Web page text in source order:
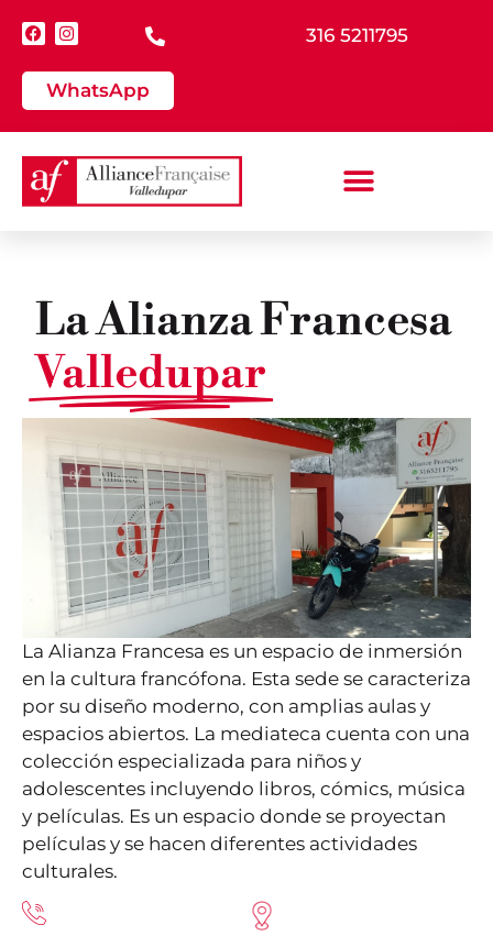
316 5211795
WhatsApp
La Alianza Francesa​
Valledupar
La Alianza Francesa es un espacio de inmersión
en la cultura francófona. Esta sede se caracteriza
por su diseño moderno, con amplias aulas y
espacios abiertos. La mediateca cuenta con una
colección especializada para niños y
adolescentes incluyendo libros, cómics, música
y películas. Es un espacio donde se proyectan
películas y se hacen diferentes actividades
culturales.